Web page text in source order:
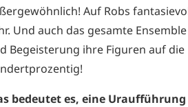
Auf Robs
Und auch das gesamte
Begeisterung ihre Figuren auf
bedeutet es, eine